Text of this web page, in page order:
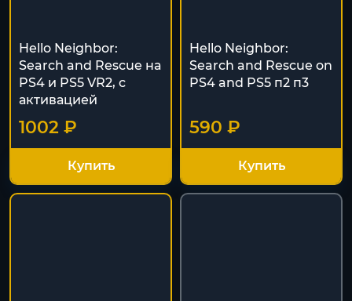
Hello Neighbor:
Search and Rescue на
PS4 и PS5 VR2, с
активацией
1002 ₽
Купить
Hello Neighbor:
Search and Rescue on
PS4 and PS5 п2 п3
590 ₽
Купить